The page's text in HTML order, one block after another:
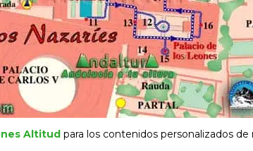
Altitudpara los contenidos personalizados de